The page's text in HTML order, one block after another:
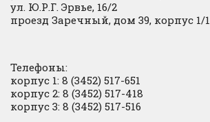
ул. Ю.Р.Г. Эрвье, 16/2
проезд Заречный, дом 39, корпус 1/1
Телефоны:
корпус 1: 8 (3452) 517-651
корпус 2: 8 (3452) 517-418
корпус 3: 8 (3452) 517-516